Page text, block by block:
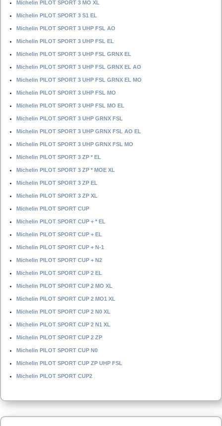
Michelin PILOT SPORT 3 MO XL
Michelin PILOT SPORT 3 S1 EL
Michelin PILOT SPORT 3 UHP FSL AO
Michelin PILOT SPORT 3 UHP FSL EL
Michelin PILOT SPORT 3 UHP FSL GRNX EL
Michelin PILOT SPORT 3 UHP FSL GRNX EL AO
Michelin PILOT SPORT 3 UHP FSL GRNX EL MO
Michelin PILOT SPORT 3 UHP FSL MO
Michelin PILOT SPORT 3 UHP FSL MO EL
Michelin PILOT SPORT 3 UHP GRNX FSL
Michelin PILOT SPORT 3 UHP GRNX FSL AO EL
Michelin PILOT SPORT 3 UHP GRNX FSL MO
Michelin PILOT SPORT 3 ZP * EL
Michelin PILOT SPORT 3 ZP * MOE XL
Michelin PILOT SPORT 3 ZP EL
Michelin PILOT SPORT 3 ZP XL
Michelin PILOT SPORT CUP
Michelin PILOT SPORT CUP + * EL
Michelin PILOT SPORT CUP + EL
Michelin PILOT SPORT CUP + N-1
Michelin PILOT SPORT CUP + N2
Michelin PILOT SPORT CUP 2 EL
Michelin PILOT SPORT CUP 2 MO XL
Michelin PILOT SPORT CUP 2 MO1 XL
Michelin PILOT SPORT CUP 2 N0 XL
Michelin PILOT SPORT CUP 2 N1 XL
Michelin PILOT SPORT CUP 2 ZP
Michelin PILOT SPORT CUP N0
Michelin PILOT SPORT CUP ZP UHP FSL
Michelin PILOT SPORT CUP2